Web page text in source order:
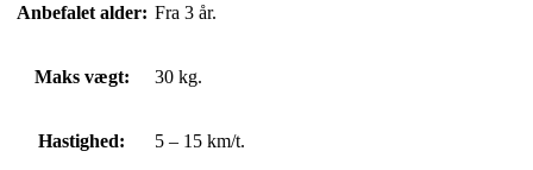
Anbefalet alder: Fra 3 år.
Maks vægt: 30 kg.
Hastighed: 5 – 15 km/t.